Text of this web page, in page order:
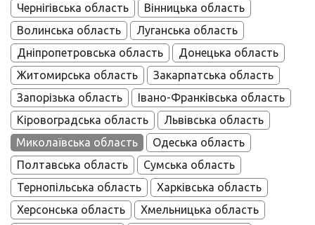
Чернігівська область
Вінницька область
Волинська область
Луганська область
Дніпропетровська область
Донецька область
Житомирська область
Закарпатська область
Запорізька область
Івано-Франківська область
Кіровоградська область
Львівська область
Миколаївська область
Одеська область
Полтавська область
Сумська область
Тернопільська область
Харківська область
Херсонська область
Хмельницька область